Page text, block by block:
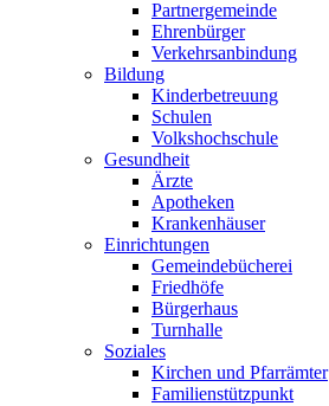
Partnergemeinde
Ehrenbürger
Verkehrsanbindung
Bildung
Kinderbetreuung
Schulen
Volkshochschule
Gesundheit
Ärzte
Apotheken
Krankenhäuser
Einrichtungen
Gemeindebücherei
Friedhöfe
Bürgerhaus
Turnhalle
Soziales
Kirchen und Pfarrämter
Familienstützpunkt